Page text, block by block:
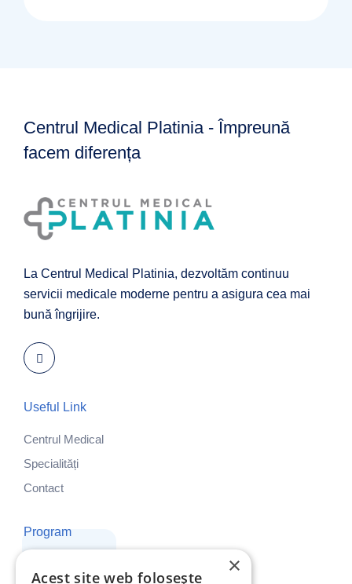
Centrul Medical Platinia - Împreună
facem diferența
La Centrul Medical Platinia, dezvoltăm continuu
servicii medicale moderne pentru a asigura cea mai
bună îngrijire.
Useful Link
Centrul Medical
Specialități
Contact
Program
×
Acest site web folosește